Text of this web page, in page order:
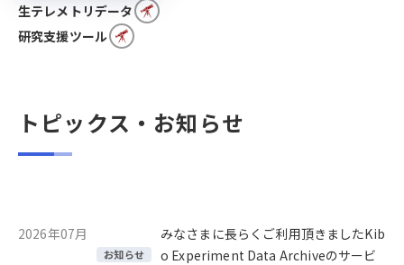
生テレメトリデータ
研究支援ツール
トピックス・お知らせ
2026年07月
お知らせ
みなさまに長らくご利用頂きましたKib
o Experiment Data Archiveのサービ